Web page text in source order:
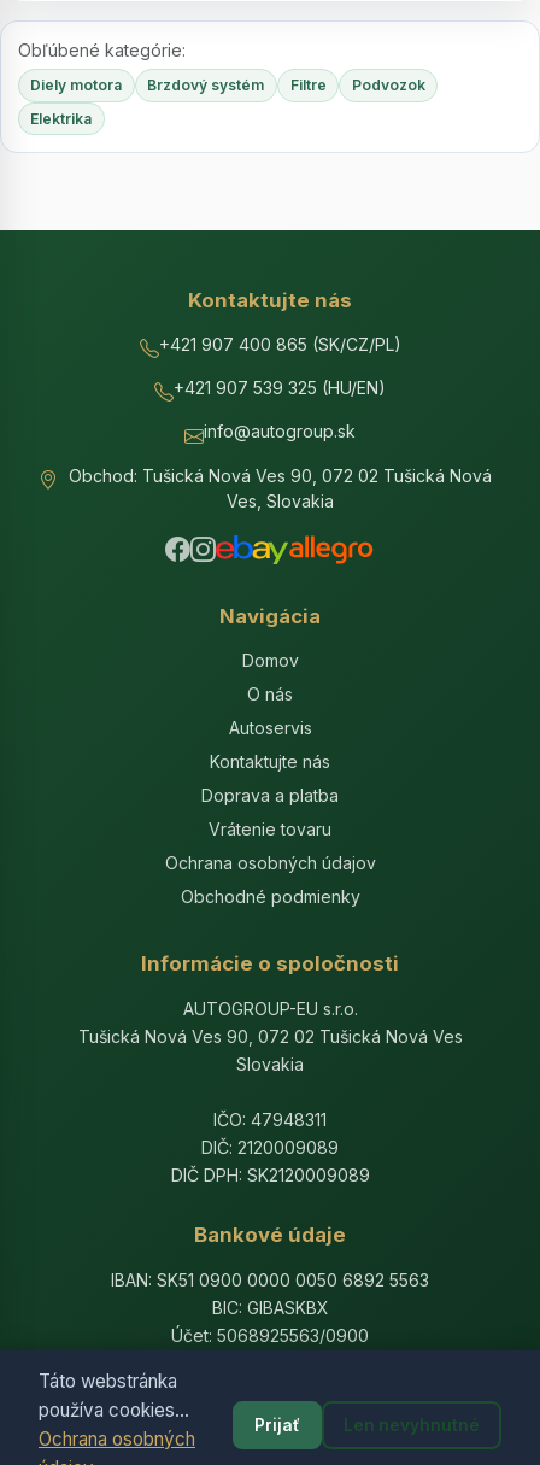
Táto webstránka
používa cookies...
Ochrana osobných
Prijať Len nevyhnutné
Obľúbené kategórie:
Diely motora Brzdový systém Filtre
Podvozok
Elektrika
Kontaktujte nás
+421 907 400 865 (SK/CZ/PL)
+421 907 539 325 (HU/EN)
info@autogroup.sk
Obchod: Tušická Nová Ves 90, 072 02 Tušická Nová
Ves, Slovakia
Navigácia
Domov
O nás
Autoservis
Kontaktujte nás
Doprava a platba
Vrátenie tovaru
Ochrana osobných údajov
Obchodné podmienky
Informácie o spoločnosti
AUTOGROUP-EU s.r.o.
Tušická Nová Ves 90, 072 02 Tušická Nová Ves
Slovakia
IČO: 47948311
DIČ: 2120009089
DIČ DPH: SK2120009089
Bankové údaje
IBAN: SK51 0900 0000 0050 6892 5563
BIC: GIBASKBX
Účet: 5068925563/0900